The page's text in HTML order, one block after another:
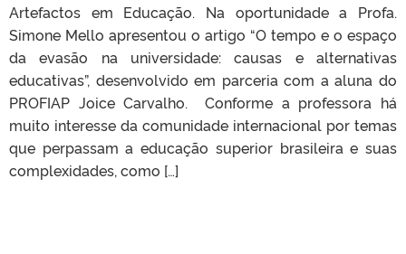
Artefactos em Educação. Na oportunidade a Profa.
Simone Mello apresentou o artigo “O tempo e o espaço
da evasão na universidade: causas e alternativas
educativas”, desenvolvido em parceria com a aluna do
PROFIAP Joice Carvalho. Conforme a professora há
muito interesse da comunidade internacional por temas
que perpassam a educação superior brasileira e suas
complexidades, como […]